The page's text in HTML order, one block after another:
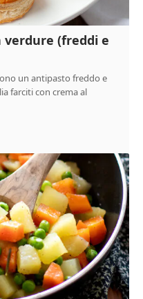
verdure (freddi e
un antipasto freddo e
farciti con crema al